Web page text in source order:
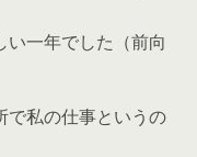
い一年でした（前向
で私の仕事というの